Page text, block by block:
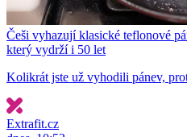
Češi vyhazují klasické teflonové
který vydrží i 50 let
Kolikrát jste už vyhodili pánev,
Extrafit.cz